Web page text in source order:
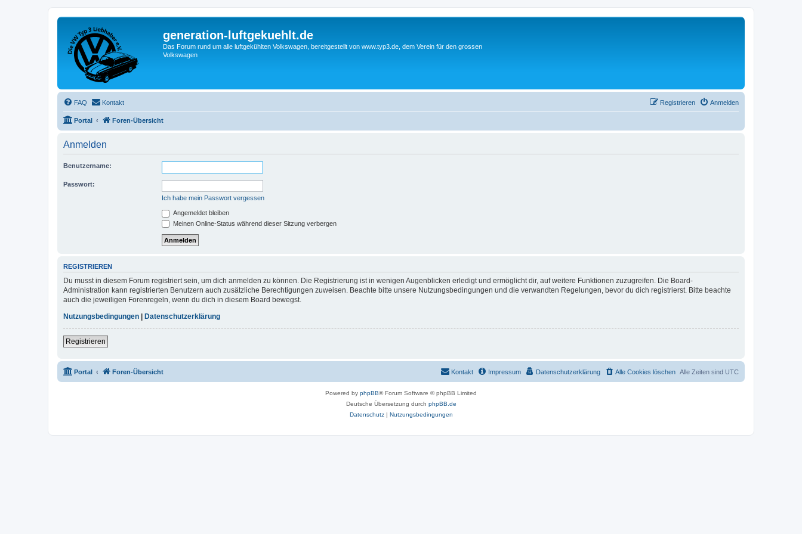
generation-luftgekuehlt.de
Das Forum rund um alle luftgekühlten Volkswagen, bereitgestellt von www.typ3.de, dem Verein für den grossen
Volkswagen
FAQ Kontakt Anmelden
Registrieren
Portal Foren-Übersicht
Anmelden
Benutzername:
Passwort:
Ich habe mein Passwort vergessen
Angemeldet bleiben
Meinen Online-Status während dieser Sitzung verbergen
REGISTRIEREN
Du musst in diesem Forum registriert sein, um dich anmelden zu können. Die Registrierung ist in wenigen Augenblicken erledigt und ermöglicht dir, auf weitere Funktionen zuzugreifen. Die Board-
Administration kann registrierten Benutzern auch zusätzliche Berechtigungen zuweisen. Beachte bitte unsere Nutzungsbedingungen und die verwandten Regelungen, bevor du dich registrierst. Bitte beachte
auch die jeweiligen Forenregeln, wenn du dich in diesem Board bewegst.
Nutzungsbedingungen | Datenschutzerklärung
Registrieren
Portal Foren-Übersicht Alle Zeiten sind UTC
Alle Cookies löschen
Datenschutzerklärung
Impressum
Kontakt
Powered by phpBB® Forum Software © phpBB Limited
Deutsche Übersetzung durch phpBB.de
Datenschutz| Nutzungsbedingungen